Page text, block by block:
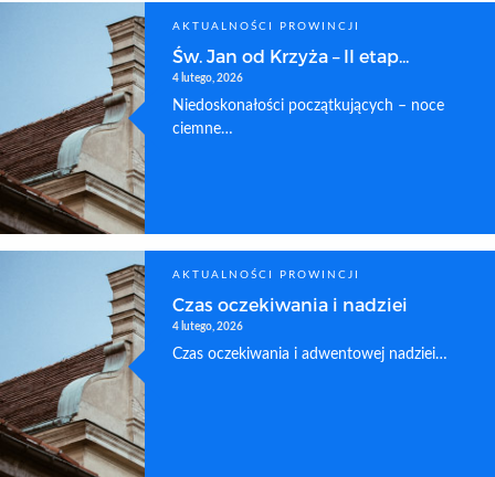
AKTUALNOŚCI PROWINCJI
Św. Jan od Krzyża – II etap...
4 lutego, 2026
Niedoskonałości początkujących – noce
ciemne…
AKTUALNOŚCI PROWINCJI
Czas oczekiwania i nadziei
4 lutego, 2026
Czas oczekiwania i adwentowej nadziei…